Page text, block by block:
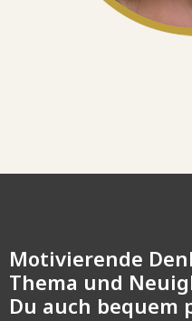
Motivierende
Thema und
Du auch bequem